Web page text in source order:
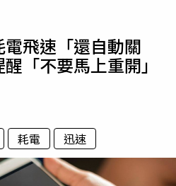
飛速「還自動關
「不要馬上重開」
耗電 迅速